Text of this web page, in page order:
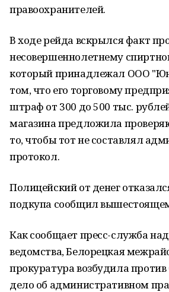
правоохранителей.
В ходе рейда вскрылся факт
несовершеннолетнему
который принадлежал ООО
том, что его торговому
штраф от 300 до 500 тыс.
магазина предложила
то, чтобы тот не составлял
протокол.
Полицейский от денег
подкупа сообщил
Как сообщает пресс-служба
ведомства, Белорецкая
прокуратура возбудила
дело об административном